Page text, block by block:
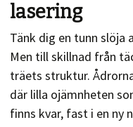
lasering
Tänk dig en tunn slöja
Men till skillnad från
träets struktur.
där lilla ojämnheten
finns kvar, fast i en ny